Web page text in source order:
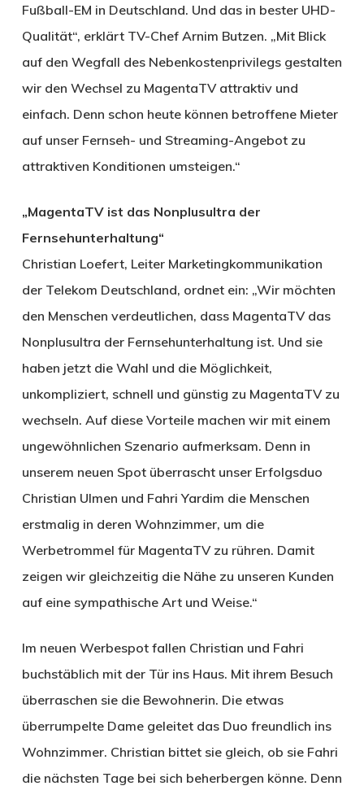
Fußball-EM in Deutschland. Und das in bester UHD-
Qualität“, erklärt TV-Chef Arnim Butzen. „Mit Blick
auf den Wegfall des Nebenkostenprivilegs gestalten
wir den Wechsel zu MagentaTV attraktiv und
einfach. Denn schon heute können betroffene Mieter
auf unser Fernseh- und Streaming-Angebot zu
attraktiven Konditionen umsteigen.“
„MagentaTV ist das Nonplusultra der
Fernsehunterhaltung“
Christian Loefert, Leiter Marketingkommunikation
der Telekom Deutschland, ordnet ein: „Wir möchten
den Menschen verdeutlichen, dass MagentaTV das
Nonplusultra der Fernsehunterhaltung ist. Und sie
haben jetzt die Wahl und die Möglichkeit,
unkompliziert, schnell und günstig zu MagentaTV zu
wechseln. Auf diese Vorteile machen wir mit einem
ungewöhnlichen Szenario aufmerksam. Denn in
unserem neuen Spot überrascht unser Erfolgsduo
Christian Ulmen und Fahri Yardim die Menschen
erstmalig in deren Wohnzimmer, um die
Werbetrommel für MagentaTV zu rühren. Damit
zeigen wir gleichzeitig die Nähe zu unseren Kunden
auf eine sympathische Art und Weise.“
Im neuen Werbespot fallen Christian und Fahri
buchstäblich mit der Tür ins Haus. Mit ihrem Besuch
überraschen sie die Bewohnerin. Die etwas
überrumpelte Dame geleitet das Duo freundlich ins
Wohnzimmer. Christian bittet sie gleich, ob sie Fahri
die nächsten Tage bei sich beherbergen könne. Denn